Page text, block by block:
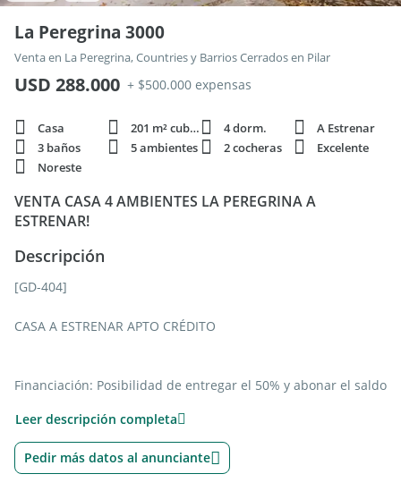
La Peregrina 3000
Venta en La Peregrina, Countries y Barrios Cerrados en Pilar
USD 288.000 + $500.000 expensas
Casa 201 m² cubie. 4 dorm.
A Estrenar
3 baños
5 ambientes 2 cocheras
Excelente
Noreste
VENTA CASA 4 AMBIENTES LA PEREGRINA A
ESTRENAR!
Descripción
[GD-404]
CASA A ESTRENAR APTO CRÉDITO
Financiación: Posibilidad de entregar el 50% y abonar el saldo
Distribución y Ambientes
La propiedad se desarrolla en dos plantas.
Leer descripción completa
Pedir más datos al anunciante